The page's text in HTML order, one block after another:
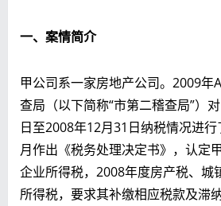
一、案情简介
甲公司系一家房地产公司。2009年
查局（以下简称“市第二稽查局”）
日至2008年12月31日纳税情况进
月作出《税务处理决定书》，认定
企业所得税，2008年度房产税、城
所得税，要求其补缴相应税款及滞